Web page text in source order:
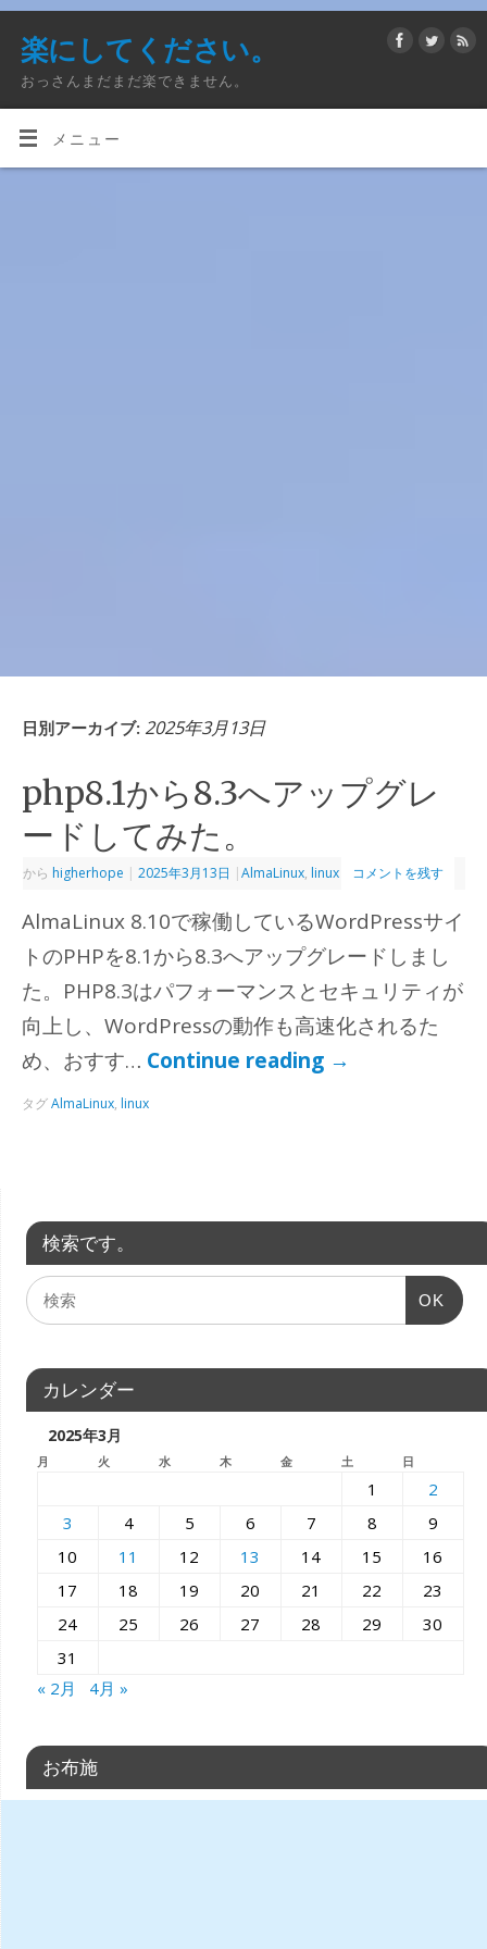
楽にしてください。
おっさんまだまだ楽できません。
メニュー
日別アーカイブ: 2025年3月13日
php8.1から8.3へアップグレ
ードしてみた。
から higherhope | 2025年3月13日 |AlmaLinux, linux コメントを残す
AlmaLinux 8.10で稼働しているWordPressサイ
トのPHPを8.1から8.3へアップグレードしまし
た。PHP8.3はパフォーマンスとセキュリティが
向上し、WordPressの動作も高速化されるた
め、おすす… Continue reading →
タグAlmaLinux, linux
検索です。
OK
カレンダー
2025年3月
月 火 水 木 金 土 日
1
2
3
4 5 6 7 8
9
10
11 12 13 14 15
16
17
18 19 20 21 22
23
24
25 26 27 28 29
30
31
« 2月
4月 »
お布施